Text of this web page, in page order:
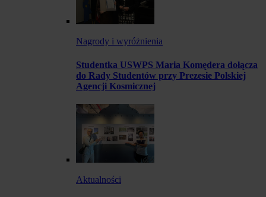
Nagrody i wyróżnienia
Studentka USWPS Maria Komędera dołącza
do Rady Studentów przy Prezesie Polskiej
Agencji Kosmicznej
Aktualności